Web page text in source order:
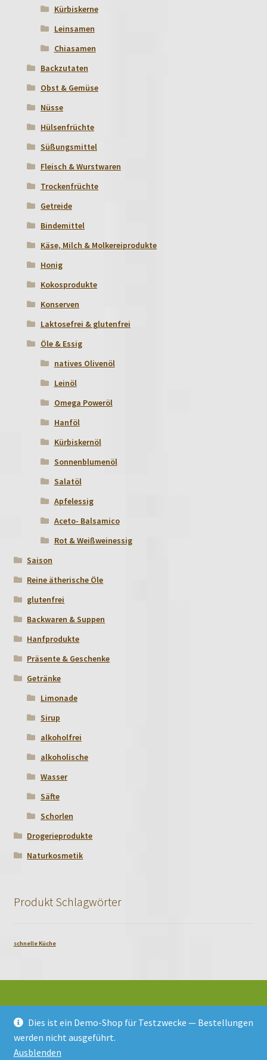
Kürbiskerne
Leinsamen
Chiasamen
Backzutaten
Obst & Gemüse
Nüsse
Hülsenfrüchte
Süßungsmittel
Fleisch & Wurstwaren
Trockenfrüchte
Getreide
Bindemittel
Käse, Milch & Molkereiprodukte
Honig
Kokosprodukte
Konserven
Laktosefrei & glutenfrei
Öle & Essig
natives Olivenöl
Leinöl
Omega Poweröl
Hanföl
Kürbiskernöl
Sonnenblumenöl
Salatöl
Apfelessig
Aceto- Balsamico
Rot & Weißweinessig
Saison
Reine ätherische Öle
glutenfrei
Backwaren & Suppen
Hanfprodukte
Präsente & Geschenke
Getränke
Limonade
Sirup
alkoholfrei
alkoholische
Wasser
Säfte
Schorlen
Drogerieprodukte
Naturkosmetik
Produkt Schlagwörter
schnelle Küche
© Bioladen Natur Pur 2026
Datenschutzerklärung
Erstellt mit WooCommerce
Dies ist ein Demo-Shop für Testzwecke — Bestellungen
werden nicht ausgeführt.
Ausblenden